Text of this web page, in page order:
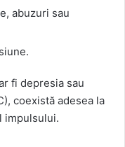
abuzuri sau
fi depresia sau
coexistă adesea la
impulsului.